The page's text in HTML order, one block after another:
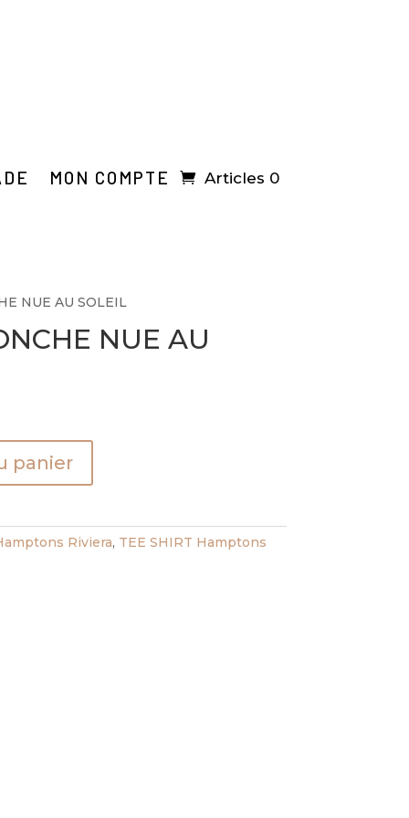
MON COMPTE Articles 0
NUE AU SOLEIL
NUE AU
panier
Riviera, TEE SHIRT Hamptons